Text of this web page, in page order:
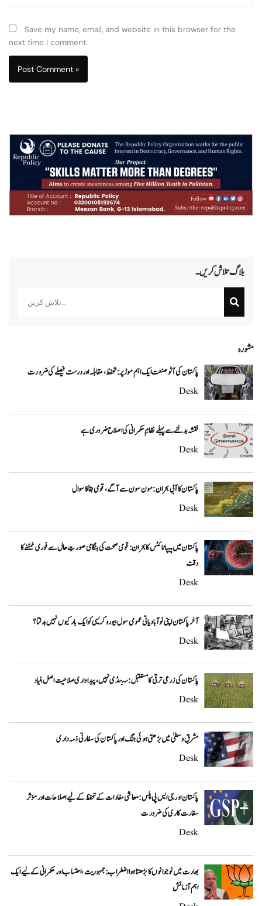
بلاگ تلاش کریں۔
مشورہ
پاکستان کی آٹو صنعت ایک اہم موڑ پر: تحفظ، مقابلہ اور درست فیصلے کی ضرورت
Desk
نقشہ بدلنے سے پہلے نظامِ حکمرانی کی اصلاح ضروری ہے
Desk
پاکستان کا آبی بحران: مون سون سے آگے، قومی بقا کا سوال
Desk
پاکستان میں ہیپاٹائٹس کا بحران: قومی صحت کی ہنگامی صورتِ حال سے فوری نمٹنے کا
وقت
Desk
آخر پاکستان اپنی نوآبادیاتی عمومی سول بیوروکریسی کو ایک بار کیوں نہیں بدلتا؟
Desk
پاکستان کی زرعی ترقی کا مستقبل: سبسڈی نہیں، پیداواری صلاحیت اصل بنیاد
Desk
مشرقِ وسطیٰ میں بڑھتی ہوئی جنگ اور پاکستان کی سفارتی ذمہ داری
Desk
پاکستان اور جی ایس پی پلس: معاشی مفادات کے تحفظ کے لیے اصلاحات اور مؤثر
سفارت کاری کی ضرورت
Desk
بھارت میں نوجوانوں کا بڑھتا ہوا اضطراب: جمہوریت، احتساب اور حکمرانی کے لیے ایک
اہم آزمائش
Save my name, email, and website in this browser for the
next time I comment.